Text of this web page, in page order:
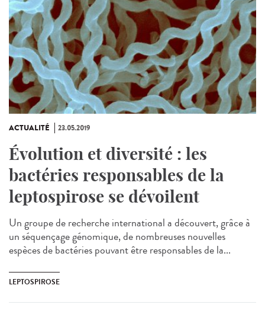
ACTUALITÉ 23.05.2019
Évolution et diversité : les
bactéries responsables de la
leptospirose se dévoilent
Un groupe de recherche international a découvert, grâce à
un séquençage génomique, de nombreuses nouvelles
espèces de bactéries pouvant être responsables de la...
LEPTOSPIROSE